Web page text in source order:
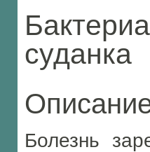
суданка
Болезнь